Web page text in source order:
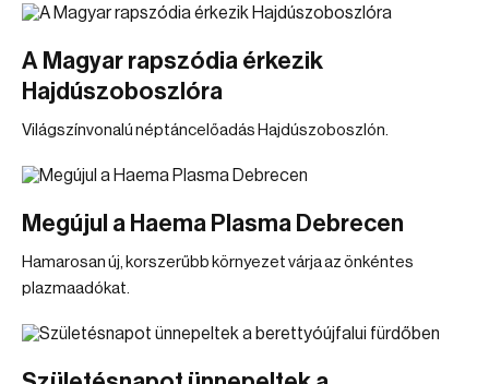
A Magyar rapszódia érkezik
Hajdúszoboszlóra
Világszínvonalú néptáncelőadás Hajdúszoboszlón.
Megújul a Haema Plasma Debrecen
Hamarosan új, korszerűbb környezet várja az önkéntes
plazmaadókat.